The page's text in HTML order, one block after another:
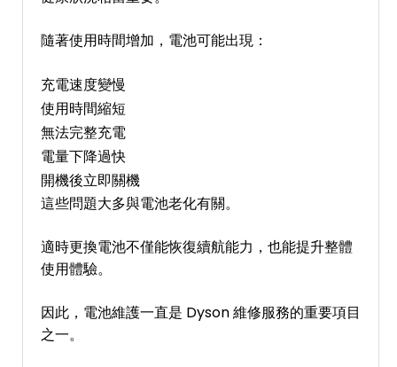
隨著使用時間增加，電池可能出現：
充電速度變慢
使用時間縮短
無法完整充電
電量下降過快
開機後立即關機
這些問題大多與電池老化有關。
適時更換電池不僅能恢復續航能力，也能提升整體
使用體驗。
因此，電池維護一直是 Dyson 維修服務的重要項目
之一。